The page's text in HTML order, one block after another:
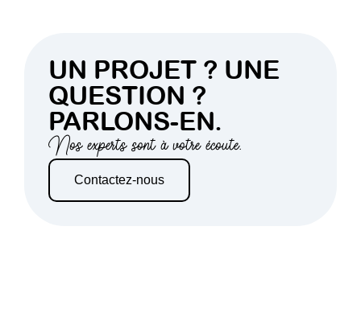
UN PROJET ? UNE
QUESTION ?
PARLONS-EN.
Nos experts sont à votre écoute.
Contactez-nous